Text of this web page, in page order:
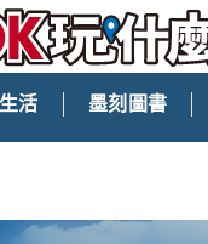
生活 墨刻圖書